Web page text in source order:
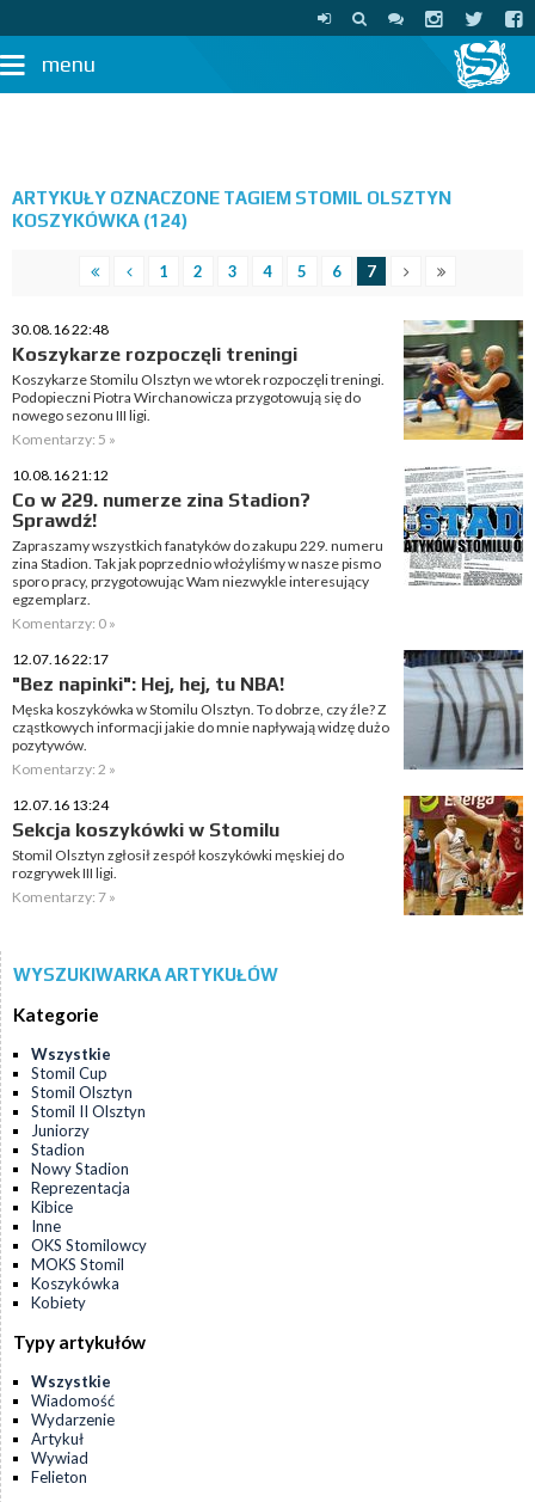
menu
ARTYKUŁY OZNACZONE TAGIEM STOMIL OLSZTYN
KOSZYKÓWKA (124)
1 2 3 4 5 6 7
30.08.16 22:48
Koszykarze rozpoczęli treningi
Koszykarze Stomilu Olsztyn we wtorek rozpoczęli treningi.
Podopieczni Piotra Wirchanowicza przygotowują się do
nowego sezonu III ligi.
Komentarzy: 5 »
10.08.16 21:12
Co w 229. numerze zina Stadion?
Sprawdź!
Zapraszamy wszystkich fanatyków do zakupu 229. numeru
zina Stadion. Tak jak poprzednio włożyliśmy w nasze pismo
sporo pracy, przygotowując Wam niezwykle interesujący
egzemplarz.
Komentarzy: 0 »
12.07.16 22:17
"Bez napinki": Hej, hej, tu NBA!
Męska koszykówka w Stomilu Olsztyn. To dobrze, czy źle? Z
cząstkowych informacji jakie do mnie napływają widzę dużo
pozytywów.
Komentarzy: 2 »
12.07.16 13:24
Sekcja koszykówki w Stomilu
Stomil Olsztyn zgłosił zespół koszykówki męskiej do
rozgrywek III ligi.
Komentarzy: 7 »
WYSZUKIWARKA ARTYKUŁÓW
Kategorie
Wszystkie
Stomil Cup
Stomil Olsztyn
Stomil II Olsztyn
Juniorzy
Stadion
Nowy Stadion
Reprezentacja
Kibice
Inne
OKS Stomilowcy
MOKS Stomil
Koszykówka
Kobiety
Typy artykułów
Wszystkie
Wiadomość
Wydarzenie
Artykuł
Wywiad
Felieton